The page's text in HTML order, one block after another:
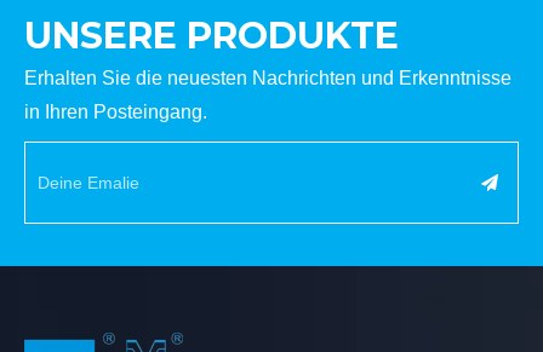
UNSERE PRODUKTE
Erhalten Sie die neuesten Nachrichten und Erkenntnisse
in Ihren Posteingang.